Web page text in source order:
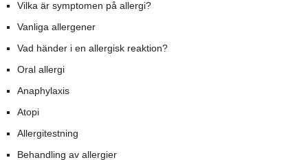
Vilka är symptomen på allergi?
Vanliga allergener
Vad händer i en allergisk reaktion?
Oral allergi
Anaphylaxis
Atopi
Allergitestning
Behandling av allergier